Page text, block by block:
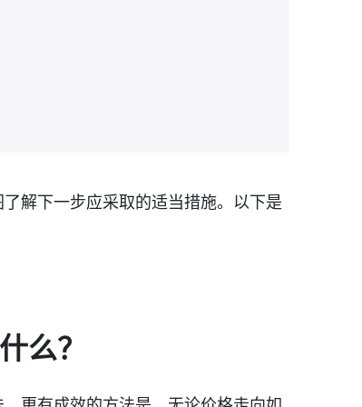
解下一步应采取的适当措施。以下是
么？